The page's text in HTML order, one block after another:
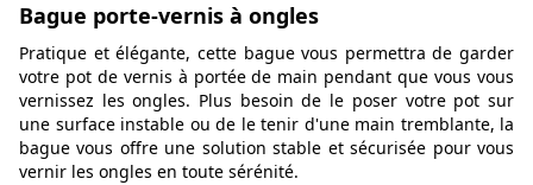
Bague porte-vernis à ongles
Pratique et élégante, cette bague vous permettra de garder
votre pot de vernis à portée de main pendant que vous vous
vernissez les ongles. Plus besoin de le poser votre pot sur
une surface instable ou de le tenir d'une main tremblante, la
bague vous offre une solution stable et sécurisée pour vous
vernir les ongles en toute sérénité.